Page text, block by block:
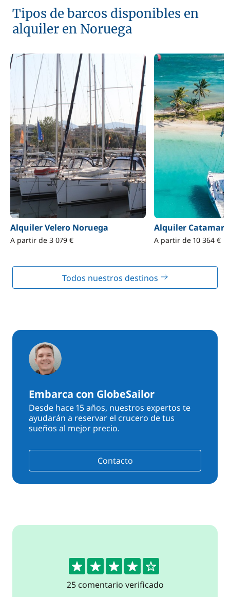
Tipos de barcos disponibles en
alquiler en Noruega
Alquiler Velero Noruega
A partir de 3 079 €
Alquiler
A partir de 10 364 €
Todos nuestros destinos
Embarca con GlobeSailor
Desde hace 15 años, nuestros expertos te
ayudarán a reservar el crucero de tus
sueños al mejor precio.
Contacto
4.4
25 comentario verificado